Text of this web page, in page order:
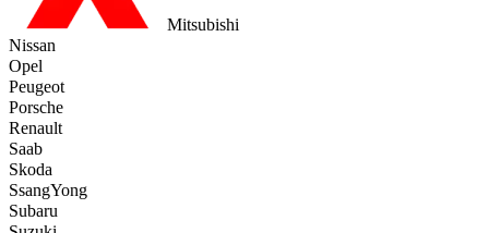
Mitsubishi
Nissan
Opel
Peugeot
Porsche
Renault
Saab
Skoda
SsangYong
Subaru